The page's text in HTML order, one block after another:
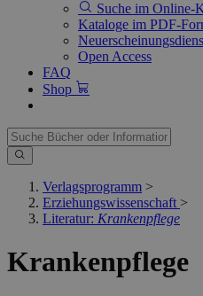
Suche im Online-
Kataloge im PDF-
Open Access
FAQ
Shop
Verlagsprogramm >
Erziehungswissenschaft >
Literatur: Krankenpflege
Krankenpflege